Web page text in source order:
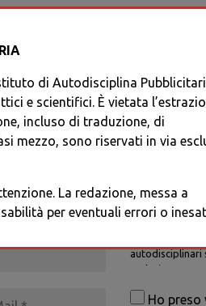
ACCEDI
Informativa
personali
I dati personali
registrazione
autodisciplinari
procedure
Ho preso
di Autodisciplina
e scientifici. È vietata
incluso di traduzione, di
mezzo, sono riservati in via
La redazione, messa a
per eventuali errori o